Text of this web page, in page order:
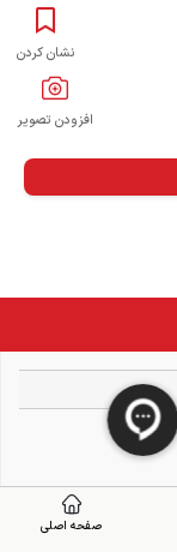
نشان کردن
افزودن تصویر
صفحه اصلی